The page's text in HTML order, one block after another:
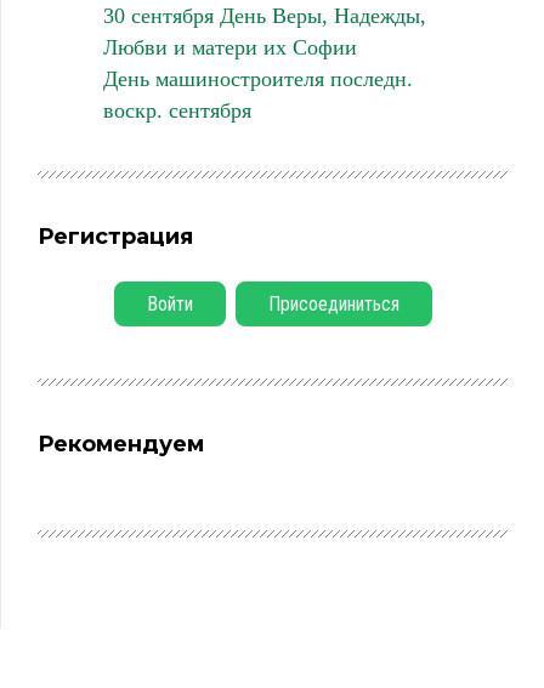
30 сентября День Веры, Надежды,
Любви и матери их Софии
День машиностроителя последн.
воскр. сентября
Регистрация
Войти Присоединиться
Рекомендуем